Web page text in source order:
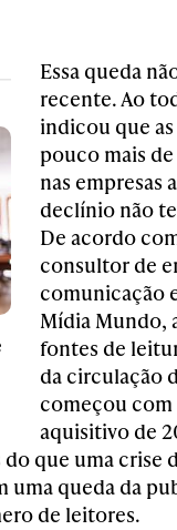
Essa queda
recente. Ao
indicou que
pouco mais
nas empresas
declínio não
De acordo
consultor de
comunicação
Mídia Mundo,
fontes de
da circulação
começou com
aquisitivo de
do que uma crise
queda da
de leitores.